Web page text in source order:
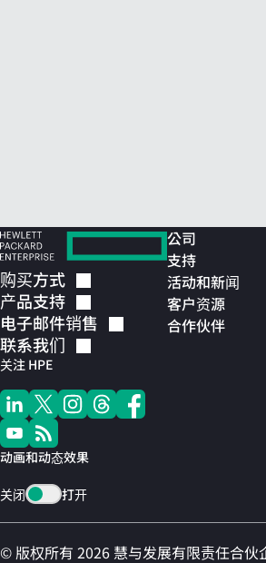
购买方式
产品支持
电子邮件销售
联系我们
关注 HPE
动画和动态效果
关闭 打开
公司
支持
活动和新闻
客户资源
合作伙伴
© 版权所有 2026 慧与发展有限责任合伙